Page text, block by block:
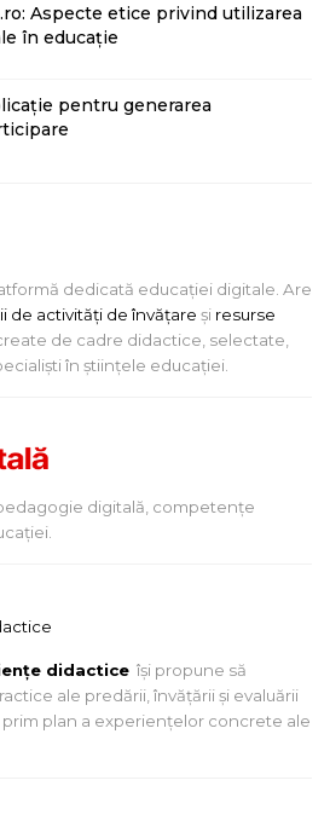
Aspecte etice privind utilizarea
în educație
pentru generarea
dedicată educației digitale. Are
de activități de învățare și resurse
de cadre didactice, selectate,
în științele educației.
digitală, competențe
didactice îşi propune să
ale predării, învăţării şi evaluării
plan a experienţelor concrete ale